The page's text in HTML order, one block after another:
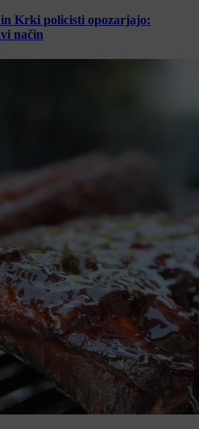
Krki policisti opozarjajo:
način